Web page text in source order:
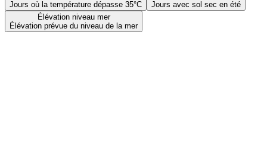
Jours où la température dépasse 35°C
Jours avec sol sec en été
Élévation niveau mer
Élévation prévue du niveau de la mer